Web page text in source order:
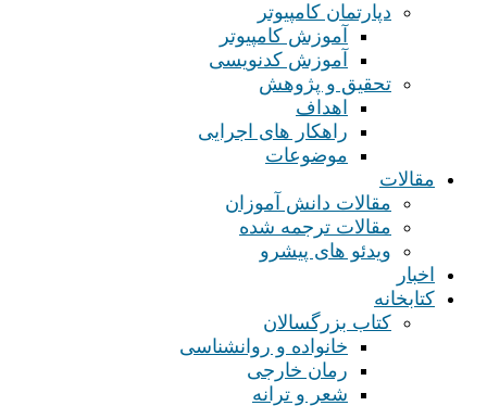
دپارتمان کامپیوتر
آموزش کامپیوتر
آموزش کدنویسی
تحقیق و پژوهش
اهداف
راهکار های اجرایی
موضوعات
مقالات
مقالات دانش آموزان
مقالات ترجمه شده
ویدئو های پیشرو
اخبار
کتابخانه
کتاب بزرگسالان
خانواده و روانشناسی
رمان خارجی
شعر و ترانه